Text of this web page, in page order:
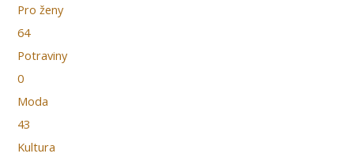
Pro ženy
64
Potraviny
0
Moda
43
Kultura